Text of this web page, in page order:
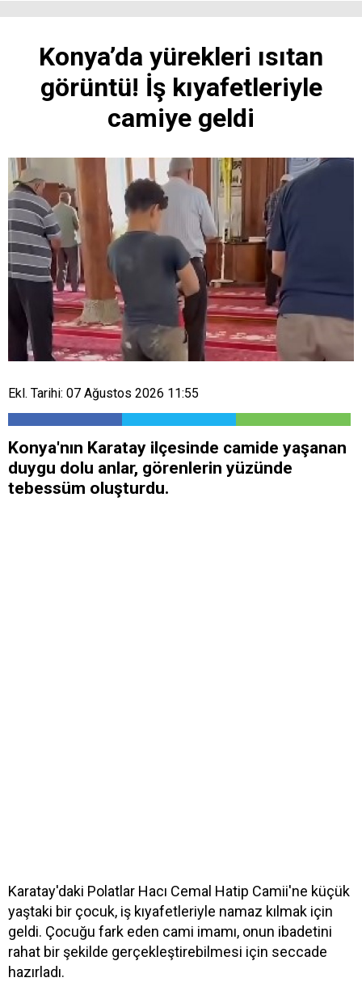
Konya’da yürekleri ısıtan
görüntü! İş kıyafetleriyle
camiye geldi
Ekl. Tarihi: 07 Ağustos 2026 11:55
Konya'nın Karatay ilçesinde camide yaşanan
duygu dolu anlar, görenlerin yüzünde
tebessüm oluşturdu.
Karatay'daki Polatlar Hacı Cemal Hatip Camii'ne küçük
yaştaki bir çocuk, iş kıyafetleriyle namaz kılmak için
geldi. Çocuğu fark eden cami imamı, onun ibadetini
rahat bir şekilde gerçekleştirebilmesi için seccade
hazırladı.